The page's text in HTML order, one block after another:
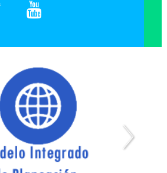
2019
Integrado de Gestión
Integrado de Gestión
▼